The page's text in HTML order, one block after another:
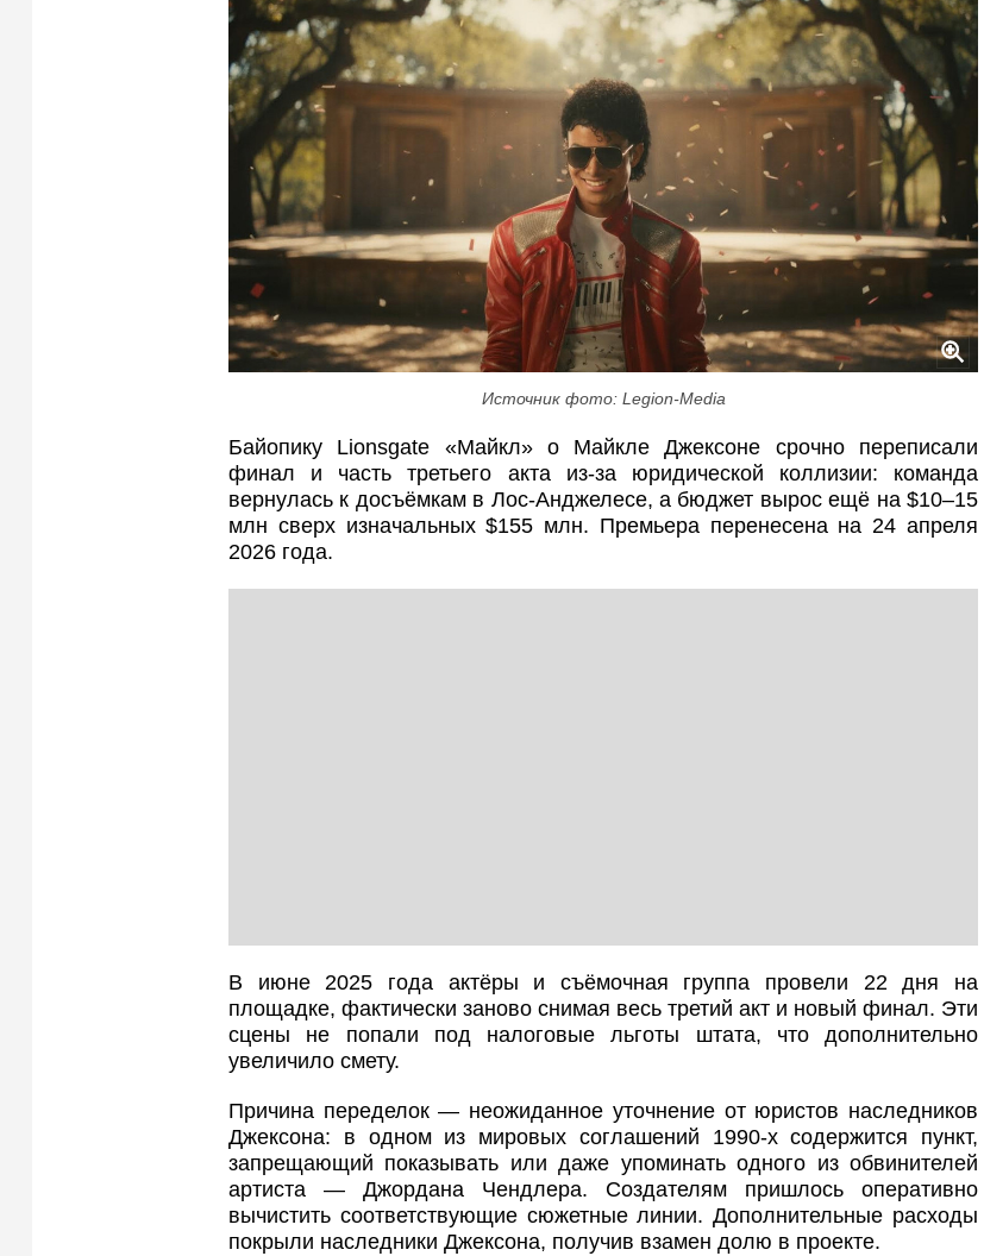
Источник фото: Legion-Media
Байопику Lionsgate «Майкл» о Майкле Джексоне срочно переписали
финал и часть третьего акта из‑за юридической коллизии: команда
вернулась к досъёмкам в Лос‑Анджелесе, а бюджет вырос ещё на $10–15
млн сверх изначальных $155 млн. Премьера перенесена на 24 апреля
2026 года.
В июне 2025 года актёры и съёмочная группа провели 22 дня на
площадке, фактически заново снимая весь третий акт и новый финал. Эти
сцены не попали под налоговые льготы штата, что дополнительно
увеличило смету.
Причина переделок — неожиданное уточнение от юристов наследников
Джексона: в одном из мировых соглашений 1990‑х содержится пункт,
запрещающий показывать или даже упоминать одного из обвинителей
артиста — Джордана Чендлера. Создателям пришлось оперативно
вычистить соответствующие сюжетные линии. Дополнительные расходы
покрыли наследники Джексона, получив взамен долю в проекте.